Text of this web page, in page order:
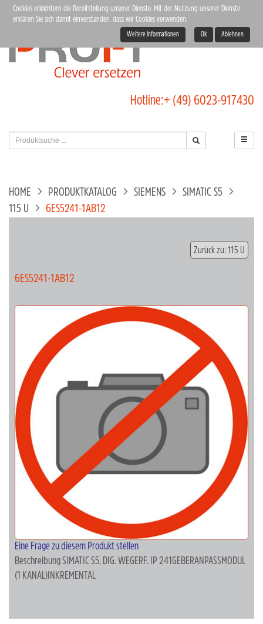
Hotline:+ (49) 6023-917430
HOME PRODUKTKATALOG SIEMENS
SIMATIC S5
115 U
6ES5241-1AB12
Zurück zu: 115 U
6ES5241-1AB12
Eine Frage zu diesem Produkt stellen
BeschreibungSIMATIC S5, DIG. WEGERF. IP 241GEBERANPASSMODUL
(1 KANAL)INKREMENTAL
Cookies erleichtern die Bereitstellung unserer Dienste. Mit der Nutzung unserer Dienste
erklären Sie sich damit einverstanden, dass wir Cookies verwenden.
Weitere Informationen Ok Ablehnen